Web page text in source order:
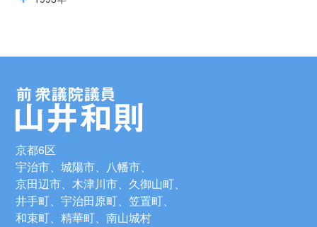
京都6区
宇治市、城陽市、八幡市、
京田辺市、木津川市、久御山町、
井手町、宇治田原町、笠置町、
和束町、精華町、南山城村